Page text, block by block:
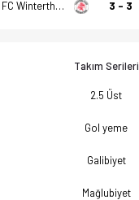
FC Winterthur II 3 - 3
Takım Serileri
2.5 Üst
Gol yeme
Galibiyet
Mağlubiyet